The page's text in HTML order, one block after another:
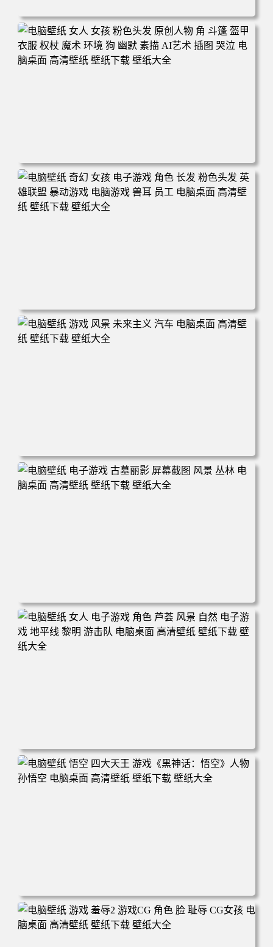
电脑壁纸 奇幻 女孩 眼罩 英雄联盟 电脑桌面 高清壁纸 壁纸
下载 壁纸大全
电脑壁纸 女人 女孩 粉色头发 原创人物 角 斗篷 盔甲 衣服
权杖 魔术 环境 狗 幽默 素描 AI艺术 插图 哭泣 电脑桌面 高
清壁纸 壁纸下载 壁纸大全
电脑壁纸 奇幻 女孩 电子游戏 角色 长发 粉色头发 英雄联盟
暴动游戏 电脑游戏 兽耳 员工 电脑桌面 高清壁纸 壁纸下载
电脑壁纸 游戏 风景 未来主义 汽车 电脑桌面 高清壁纸 壁纸
下载 壁纸大全
电脑壁纸 电子游戏 古墓丽影 屏幕截图 风景 丛林 电脑桌面
高清壁纸 壁纸下载 壁纸大全
电脑壁纸 女人 电子游戏 角色 芦荟 风景 自然 电子游戏 地平
线 黎明 游击队 电脑桌面 高清壁纸 壁纸下载 壁纸大全
电脑壁纸 悟空 四大天王 游戏《黑神话：悟空》人物孙悟空
电脑桌面 高清壁纸 壁纸下载 壁纸大全